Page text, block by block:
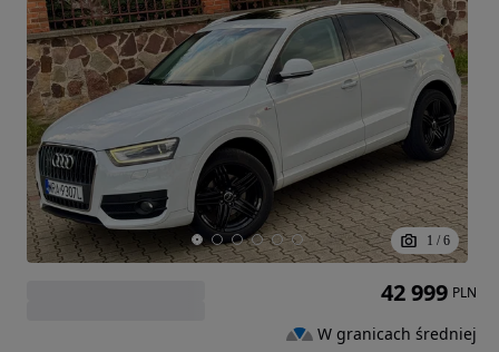
1 / 6
42 999 PLN
W granicach średniej